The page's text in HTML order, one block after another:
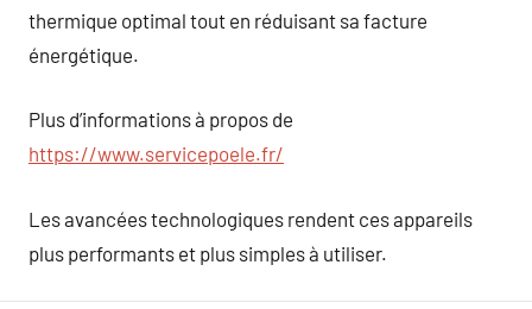
thermique optimal tout en réduisant sa facture
énergétique.
Plus d’informations à propos de
https://www.servicepoele.fr/
Les avancées technologiques rendent ces appareils
plus performants et plus simples à utiliser.